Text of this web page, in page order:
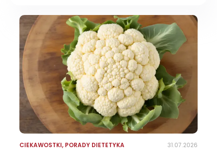
CIEKAWOSTKI, PORADY DIETETYKA 31.07.2026